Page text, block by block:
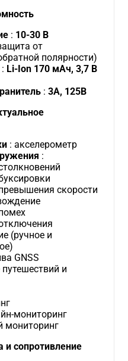
: 10-30 В
от
полярности)
: Li-Ion 170 мАч, 3,7 В
: 3А, 125В
: акселерометр
:
скорости
(ручное и
GNSS
и
мониторинг
мониторинг
сопротивление